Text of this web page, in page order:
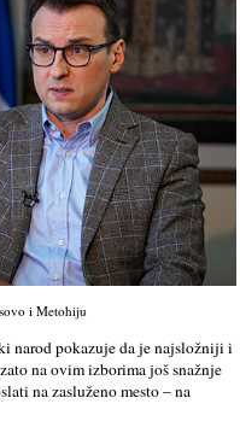
i Metohiju
narod pokazuje da je najsložniji i
na ovim izborima još snažnje
na zasluženo mesto – na